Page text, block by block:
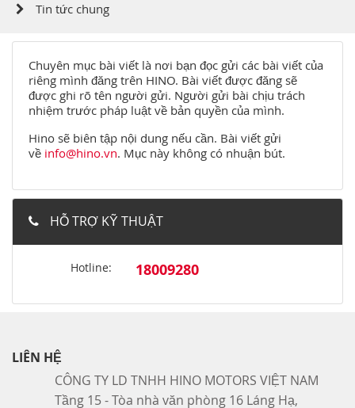
Tin tức chung
Chuyên mục bài viết là nơi bạn đọc gửi các bài viết của
riêng mình đăng trên HINO. Bài viết được đăng sẽ
được ghi rõ tên người gửi. Người gửi bài chịu trách
nhiệm trước pháp luật về bản quyền của mình.
Hino sẽ biên tập nội dung nếu cần. Bài viết gửi
về info@hino.vn. Mục này không có nhuận bút.
HỖ TRỢ KỸ THUẬT
Hotline: 18009280
LIÊN HỆ
CÔNG TY LD TNHH HINO MOTORS VIỆT NAM
Tầng 15 - Tòa nhà văn phòng 16 Láng Hạ,